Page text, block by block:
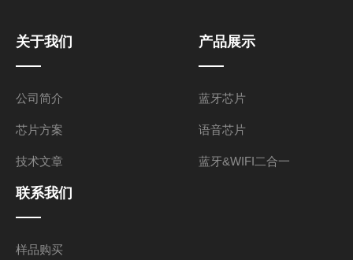
关于我们
公司简介
芯片方案
技术文章
产品展示
蓝牙芯片
语音芯片
蓝牙&WIFI二合一
联系我们
样品购买